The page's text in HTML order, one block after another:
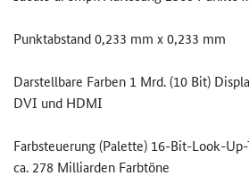
Punktabstand 0,233 mm x 0,233 mm
Darstellbare Farben 1 Mrd. (10 Bit)
DVI und HDMI
Farbsteuerung (Palette) 16-Bit-Look-
ca. 278 Milliarden Farbtöne